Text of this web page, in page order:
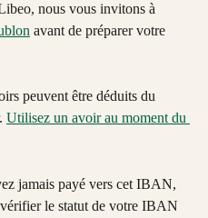
nous vous invitons à
avant de préparer votre
peuvent être déduits du
Utilisez un avoir au moment du
jamais payé vers cet IBAN,
le statut de votre IBAN